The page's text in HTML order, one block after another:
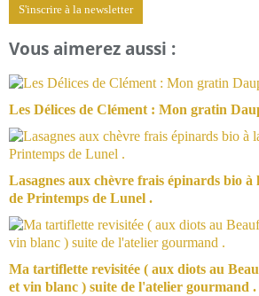
S'inscrire à la newsletter
Vous aimerez aussi :
Les Délices de Clément : Mon gratin
Lasagnes aux chèvre frais épinards bio à
de Printemps de Lunel .
Ma tartiflette revisitée ( aux diots au
et vin blanc ) suite de l'atelier gourmand .